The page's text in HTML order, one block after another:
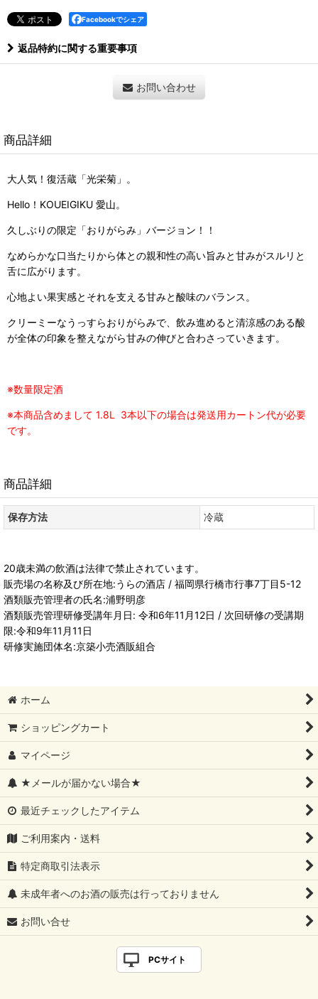
Facebookでシェア
返品特約に関する重要事項
お問い合わせ
商品詳細
大人気！復活蔵「光栄菊」。
Hello！KOUEIGIKU 愛山。
久しぶりの限定「おりがらみ」バージョン！！
なめらかな口当たりから体との親和性の高い旨みと甘みがスルリと
舌に広がります。
心地よい果実感とそれを支える甘みと酸味のバランス。
クリーミーなうっすらおりがらみで、飲み進めると清涼感のある酸
が全体の印象を整えながら甘みの伸びと合わさっていきます。
※数量限定酒
※本商品含めまして 1.8L 3本以下の場合は発送用カートン代が必要
です。
商品詳細
保存方法 冷蔵
20歳未満の飲酒は法律で禁止されています。
販売場の名称及び所在地:うらの酒店 / 福岡県行橋市行事7丁目5-12
酒類販売管理者の氏名:浦野明彦
酒類販売管理研修受講年月日: 令和6年11月12日 / 次回研修の受講期
限:令和9年11月11日
研修実施団体名:京築小売酒販組合
ホーム
ショッピングカート
マイページ
★メールが届かない場合★
最近チェックしたアイテム
ご利用案内・送料
特定商取引法表示
未成年者へのお酒の販売は行っておりません
お問い合せ
PCサイト